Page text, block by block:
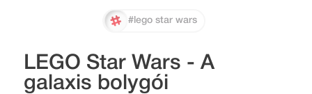
#lego star wars
LEGO Star Wars - A
galaxis bolygói